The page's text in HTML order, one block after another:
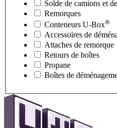
Solde de camions et
Remorques
Conteneurs U-Box®
Accessoires de
Attaches de remorque
Retours de boîtes
Propane
Boîtes de